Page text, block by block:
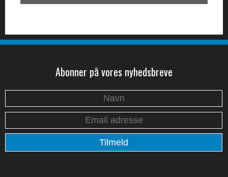
Abonner på vores nyhedsbreve